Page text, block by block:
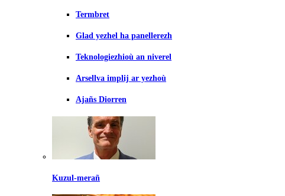
Termbret
Glad yezhel ha panellerezh
Teknologiezhioù an niverel
Arsellva implij ar yezhoù
Ajañs Diorren
Kuzul-merañ